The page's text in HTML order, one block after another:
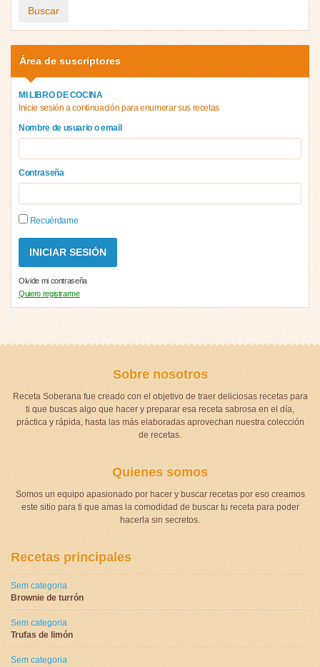
Buscar
Área de suscriptores
MI LIBRO DE COCINA
Inicie sesión a continuación para enumerar sus recetas
Nombre de usuario o email
Contraseña
Recuérdame
Olvide mi contraseña
Quiero registrarme
Sobre nosotros
Receta Soberana fue creado con el objetivo de traer deliciosas recetas para
ti que buscas algo que hacer y preparar esa receta sabrosa en el día,
práctica y rápida, hasta las más elaboradas aprovechan nuestra colección
de recetas.
Quienes somos
Somos un equipo apasionado por hacer y buscar recetas por eso creamos
este sitio para ti que amas la comodidad de buscar tu receta para poder
hacerla sin secretos.
Recetas principales
Sem categoria
Brownie de turrón
Sem categoria
Trufas de limón
Sem categoria